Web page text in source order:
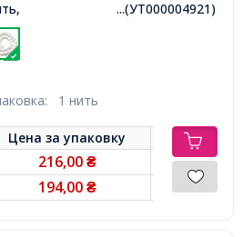
...(УТ000004921)
1 нить
Цена заупаковку
216,00 ₴
194,00 ₴